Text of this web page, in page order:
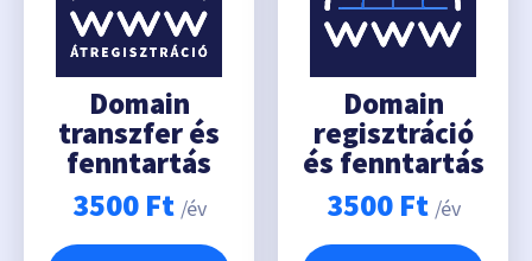
Domain
transzfer és
fenntartás
3500 Ft /év
Domain
regisztráció
és fenntartás
3500 Ft /év